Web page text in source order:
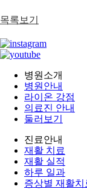
목록보기
병원소개
병원안내
라이온 강점
의료진 안내
둘러보기
진료안내
재활 치료
재활 실적
하루 일과
증상별 재활치